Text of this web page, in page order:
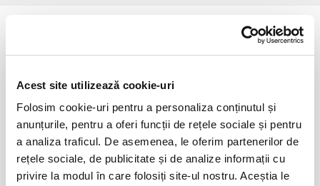
Acest site utilizează cookie-uri
Folosim cookie-uri pentru a personaliza conținutul și
anunțurile, pentru a oferi funcții de rețele sociale și pentru
a analiza traficul. De asemenea, le oferim partenerilor de
rețele sociale, de publicitate și de analize informații cu
privire la modul în care folosiți site-ul nostru. Aceștia le
0 evenimente in viitorul apropiat
revino mai tarziu
anunta-ma pe email cand apare urmatorul eveniment la
Piata Unirii - Horoscop / Covasna - Batanii Mari